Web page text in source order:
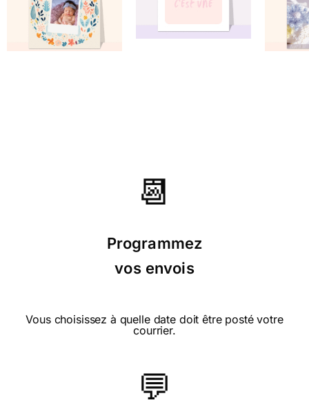
⭐⭐⭐⭐ le 07/11/16 : Jolie et tendre
pour une naissance
sympathique
📆
Programmez
vos envois
Vous choisissez à quelle date doit être posté votre
courrier.
💬